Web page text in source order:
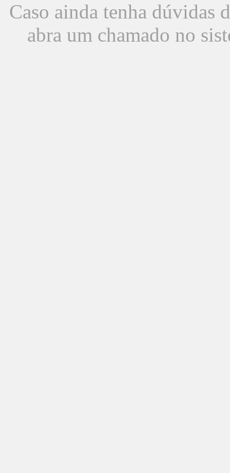
Caso ainda tenha dúvidas
abra um chamado no